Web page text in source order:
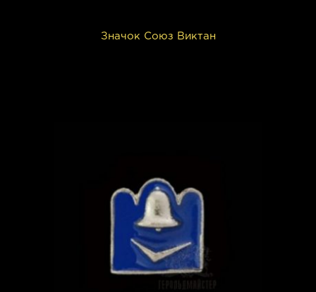
Значок Союз Виктан